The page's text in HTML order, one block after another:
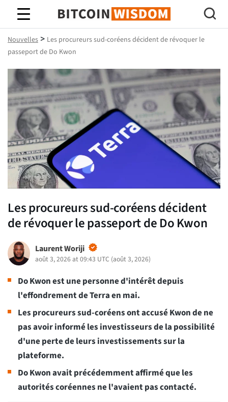
Bitcoin Sagesse
Nouvelles > Les procureurs sud-coréens décident de révoquer le
passeport de Do Kwon
Les procureurs sud-coréens décident
de révoquer le passeport de Do Kwon
Laurent Woriji
août 3, 2026 at 09:43 UTC (août 3, 2026)
Do Kwon est une personne d'intérêt depuis
l'effondrement de Terra en mai.
Les procureurs sud-coréens ont accusé Kwon de ne
pas avoir informé les investisseurs de la possibilité
d'une perte de leurs investissements sur la
plateforme.
Do Kwon avait précédemment affirmé que les
autorités coréennes ne l'avaient pas contacté.